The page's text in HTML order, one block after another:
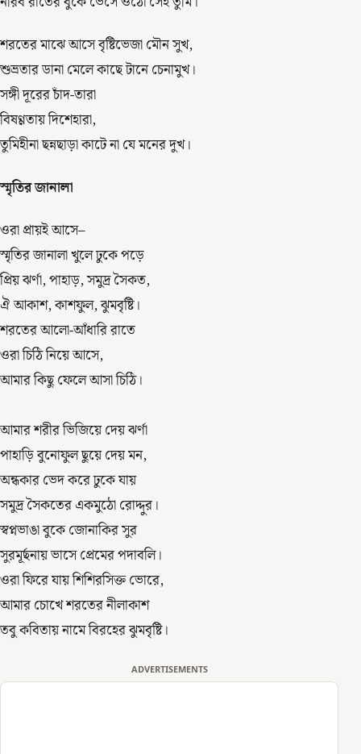
শরতের মাঝে আসে বৃষ্টিভেজা মৌন সুখ,
শুভ্রতার ডানা মেলে কাছে টানে চেনামুখ।
সঙ্গী দূরের চাঁদ-তারা
বিষণ্ণতায় দিশেহারা,
তুমিহীনা ছন্নছাড়া কাটে না যে মনের দুখ।
স্মৃতির জানালা
ওরা প্রায়ই আসে–
স্মৃতির জানালা খুলে ঢুকে পড়ে
প্রিয় ঝর্ণা, পাহাড়, সমুদ্র সৈকত,
ঐ আকাশ, কাশফুল, ঝুমবৃষ্টি।
শরতের আলো-আঁধারি রাতে
ওরা চিঠি নিয়ে আসে,
আমার কিছু ফেলে আসা চিঠি।
আমার শরীর ভিজিয়ে দেয় ঝর্ণা
পাহাড়ি বুনোফুল ছুয়ে দেয় মন,
অন্ধকার ভেদ করে ঢুকে যায়
সমুদ্র সৈকতের একমুঠো রোদ্দুর।
স্বপ্নভাঙা বুকে জোনাকির সুর
সুরমূর্ছনায় ভাসে প্রেমের পদাবলি।
ওরা ফিরে যায় শিশিরসিক্ত ভোরে,
আমার চোখে শরতের নীলাকাশ
তবু কবিতায় নামে বিরহের ঝুমবৃষ্টি।
ADVERTISEMENTS